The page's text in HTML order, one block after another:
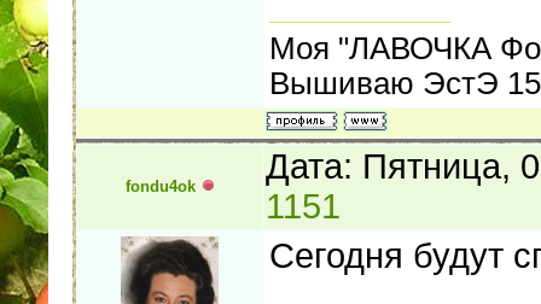
Моя "ЛАВОЧКА
Вышиваю ЭстЭ
fondu4ok
Дата: Пятница,
1151
Сегодня будут